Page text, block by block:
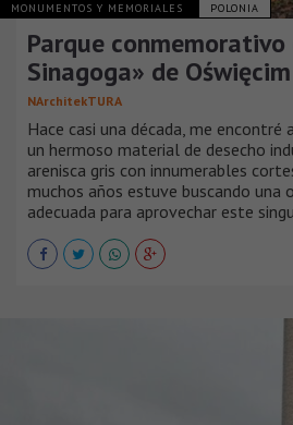
MONUMENTOS Y MEMORIALES POLONIA
Parque conmemorativo
Sinagoga» de Oświęcim
NArchitekTURA
Hace casi una década, me
un hermoso material de desecho
arenisca gris con innumerables
muchos años estuve buscando una
adecuada para aprovechar este